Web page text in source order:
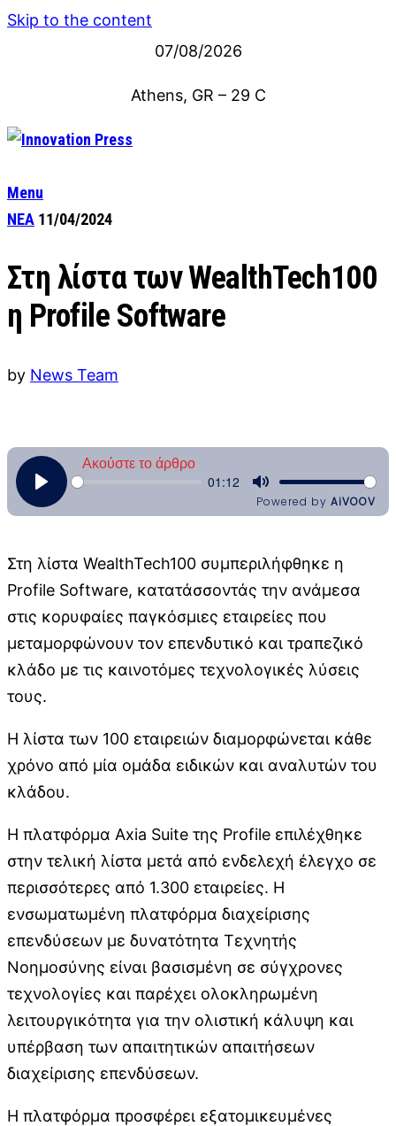
Skip to the content
07/08/2026
Athens, GR – 29 C
Menu
ΝΕΑ 11/04/2024
Στη λίστα των WealthTech100
η Profile Software
by News Team
Στη λίστα WealthTech100 συμπεριλήφθηκε η
Profile Software, κατατάσσοντάς την ανάμεσα
στις κορυφαίες παγκόσμιες εταιρείες που
μεταμορφώνουν τον επενδυτικό και τραπεζικό
κλάδο με τις καινοτόμες τεχνολογικές λύσεις
τους.
Η λίστα των 100 εταιρειών διαμορφώνεται κάθε
χρόνο από μία ομάδα ειδικών και αναλυτών του
κλάδου.
Η πλατφόρμα Axia Suite της Profile επιλέχθηκε
στην τελική λίστα μετά από ενδελεχή έλεγχο σε
περισσότερες από 1.300 εταιρείες. Η
ενσωματωμένη πλατφόρμα διαχείρισης
επενδύσεων με δυνατότητα Τεχνητής
Νοημοσύνης είναι βασισμένη σε σύγχρονες
τεχνολογίες και παρέχει ολοκληρωμένη
λειτουργικότητα για την ολιστική κάλυψη και
υπέρβαση των απαιτητικών απαιτήσεων
διαχείρισης επενδύσεων.
Η πλατφόρμα προσφέρει εξατομικευμένες